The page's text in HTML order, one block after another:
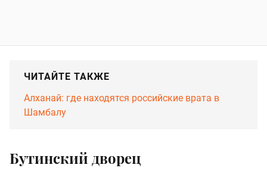
ЧИТАЙТЕ ТАКЖЕ
Алханай: где находятся российские врата в
Шамбалу
Бутинский дворец